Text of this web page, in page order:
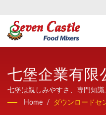
七堡企業有限
七堡は親しみやすさ、専門知
高品質かつ高安定性の加熱撹拌
Home / ダウンロードセ